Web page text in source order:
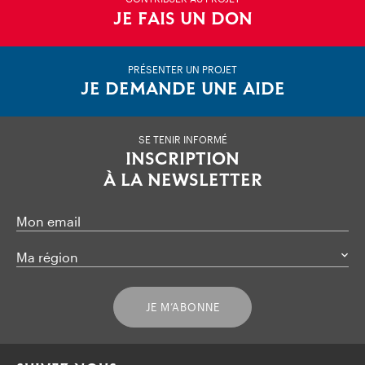
JE FAIS UN DON
PRÉSENTER UN PROJET
JE DEMANDE UNE AIDE
SE TENIR INFORMÉ
INSCRIPTION
À LA NEWSLETTER
Mon email
Ma région
JE M’ABONNE